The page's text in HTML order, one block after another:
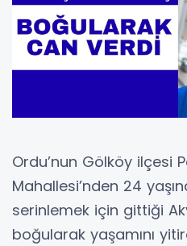
Ordu’nun Gölköy ilçesi
Mahallesi’nden 24
serinlemek için gittiği
boğularak yaşamını